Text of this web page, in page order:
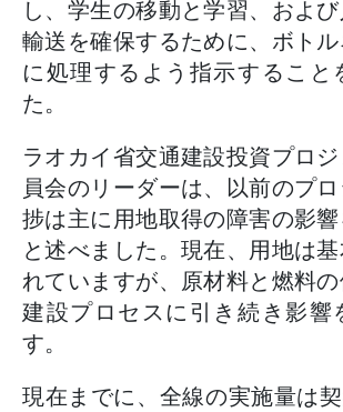
し、学生の移動と学習、およ
輸送を確保するために、ボト
に処理するよう指示すること
た。
ラオカイ省交通建設投資プロ
員会のリーダーは、以前のプ
捗は主に用地取得の障害の影
と述べました。現在、用地は
れていますが、原材料と燃料
建設プロセスに引き続き影響
す。
現在までに、全線の実施量は